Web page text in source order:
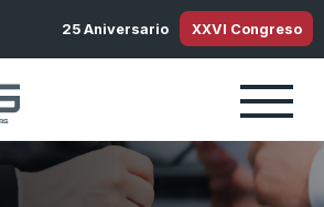
25 Aniversario XXVI Congreso